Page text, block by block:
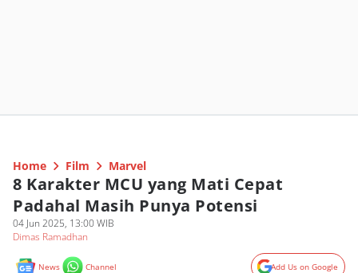
Home Film Marvel
8 Karakter MCU yang Mati Cepat
Padahal Masih Punya Potensi
04 Jun 2025, 13:00 WIB
Dimas Ramadhan
News Channel Add Us on Google